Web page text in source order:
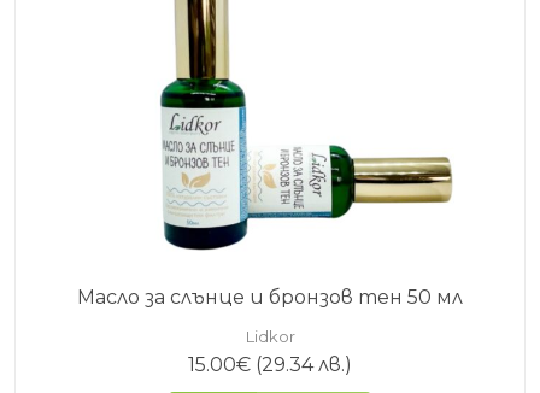
Масло за слънце и бронзов тен 50 мл
Lidkor
15.00€ (29.34 лв.)